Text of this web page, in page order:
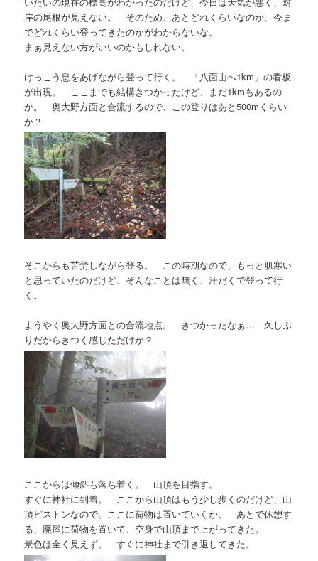
岸の尾根が見えない。 そのため、あとどれくらいなのか、今ま
でどれくらい登ってきたのかがわからないな。
まぁ見えない方がいいのかもしれない。
けっこう息をあげながら登って行く。 「八面山へ1km」の看板
が出現。 ここまでも結構きつかったけど、まだ1kmもあるの
か。 奥大野方面と合流するので、この登りはあと500mくらい
か？
そこからも苦労しながら登る。 この時期なので、もっと肌寒い
と思っていたのだけど、そんなことは無く、汗だくで登って行
く。
ようやく奥大野方面との合流地点。 きつかったなぁ… 久しぶ
りだからきつく感じただけか？
ここからは傾斜も落ち着く。 山頂を目指す。
すぐに神社に到着。 ここから山頂はもう少し歩くのだけど、山
頂ピストンなので、ここに荷物は置いていくか。 あとで休憩す
る、廃屋に荷物を置いて、空身で山頂まで上がってきた。
景色は全く見えず。 すぐに神社まで引き返してきた。